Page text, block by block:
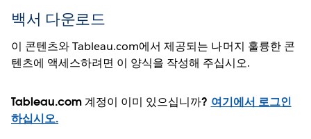
백서 다운로드
이 콘텐츠와 Tableau.com에서 제공되는 나머지 훌륭한 콘
텐츠에 액세스하려면 이 양식을 작성해 주십시오.
Tableau.com 계정이 이미 있으십니까? 여기에서 로그인
하십시오.